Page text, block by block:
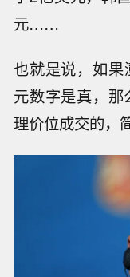
元……
也就是说，如果
元数字是真，
理价位成交的，